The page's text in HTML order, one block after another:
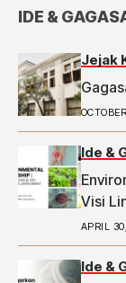
IDE &
Jejak
Ide &
Visi
APRIL
Ide &